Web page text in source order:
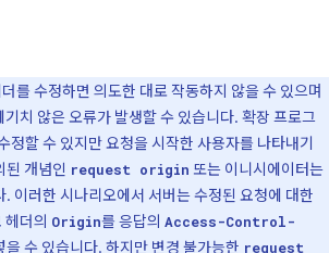
를 수정하면 의도한 대로 작동하지 않을 수 있으며
기치 않은 오류가 발생할 수 있습니다. 확장 프로그
정할 수 있지만 요청을 시작한 사용자를 나타내기
된 개념인 request origin 또는 이니시에이터는
이러한 시나리오에서 서버는 수정된 요청에 대한
헤더의 Origin를 응답의 Access-Control-
을 수 있습니다. 하지만 변경 불가능한 request